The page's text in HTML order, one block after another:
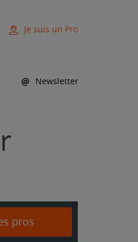
Je suis un Pro
Newsletter
pros